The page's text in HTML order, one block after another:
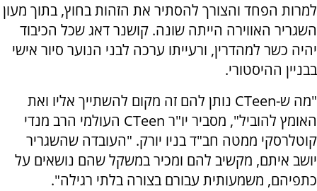
למרות הפחד והצורך להסתיר את הזהות בחוץ, בתוך מעון
השגריר האווירה הייתה שונה. קושנר דאג שכל הכיבוד
יהיה כשר למהדרין, ורעייתו ערכה לבני הנוער סיור אישי
בבניין ההיסטורי.
"מה ש-CTeen נותן להם זה מקום להשתייך אליו ואת
האומץ להוביל", מסביר יו"ר CTeen העולמי הרב מנדי
קוטלרסקי ממטה חב"ד בניו יורק. "העובדה שהשגריר
יושב איתם, מקשיב להם ומכיר במשקל שהם נושאים על
כתפיהם, משמעותית עבורם בצורה בלתי רגילה".